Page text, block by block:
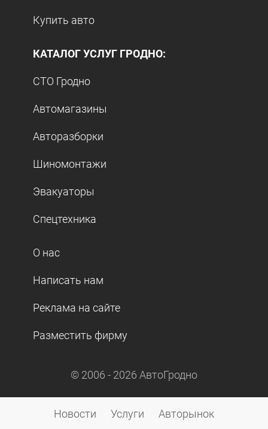
Купить авто
КАТАЛОГ УСЛУГ ГРОДНО:
СТО Гродно
Автомагазины
Авторазборки
Шиномонтажи
Эвакуаторы
Спецтехника
О нас
Написать нам
Реклама на сайте
Разместить фирму
© 2006 - 2026 АвтоГродно
Новости Услуги Авторынок